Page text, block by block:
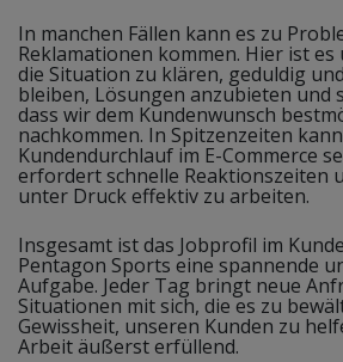
In manchen Fällen kann es zu
Reklamationen kommen. Hier ist es
die Situation zu klären, geduldig
bleiben, Lösungen anzubieten und
dass wir dem Kundenwunsch
nachkommen. In Spitzenzeiten
Kundendurchlauf im E-Commerce
erfordert schnelle Reaktionszeiten
unter Druck effektiv zu arbeiten.
Insgesamt ist das Jobprofil im
Pentagon Sports eine spannende
Aufgabe. Jeder Tag bringt neue
Situationen mit sich, die es zu
Gewissheit, unseren Kunden zu
Arbeit äußerst erfüllend.